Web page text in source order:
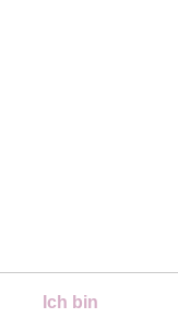
Ich bin